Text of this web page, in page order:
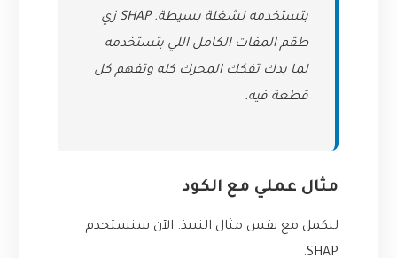
بتستخدمه لشغلة بسيطة. SHAP زي
طقم المفات الكامل اللي بتستخدمه
لما بدك تفكك المحرك كله وتفهم كل
قطعة فيه.
مثال عملي مع الكود
لنكمل مع نفس مثال النبيذ. الآن سنستخدم
SHAP.